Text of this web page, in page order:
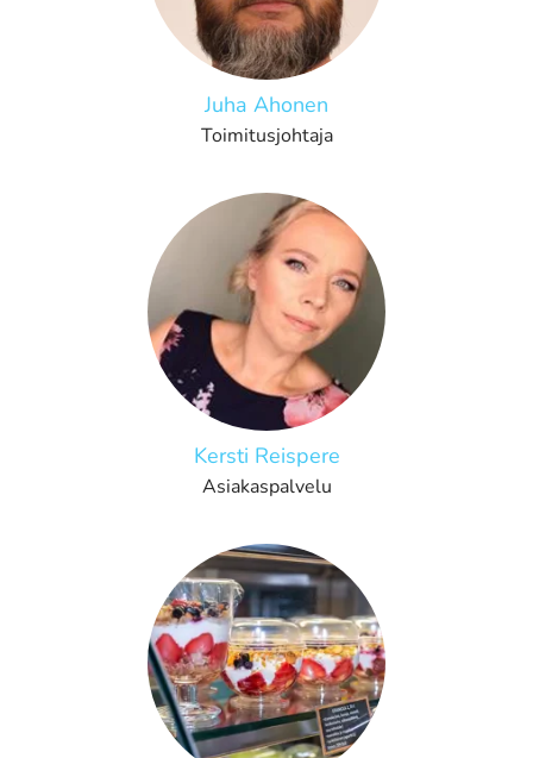
Juha Ahonen
Toimitusjohtaja
Kersti Reispere
Asiakaspalvelu